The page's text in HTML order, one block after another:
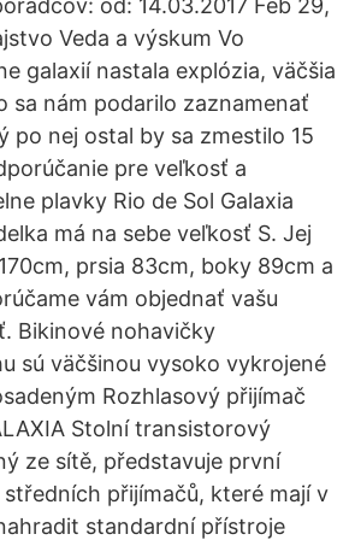
od: 14.03.2017 Feb 29,
Veda a výskum Vo
galaxií nastala explózia, väčšia
sa nám podarilo zaznamenať
po nej ostal by sa zmestilo 15
pre veľkosť a
plavky Rio de Sol Galaxia
má na sebe veľkosť S. Jej
prsia 83cm, boky 89cm a
vám objednať vašu
Bikinové nohavičky
sú väčšinou vysoko vykrojené
Rozhlasový přijímač
Stolní transistorový
ze sítě, představuje první
přijímačů, které mají v
standardní přístroje